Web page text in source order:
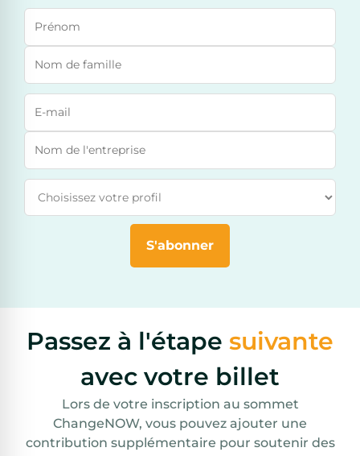
Nom
Nom de famille
E-mail
Nom de l'entreprise
Participer en tant que
S'abonner
Passez à l'étape suivante
avec votre billet
Lors de votre inscription au sommet
ChangeNOW, vous pouvez ajouter une
contribution supplémentaire pour soutenir des